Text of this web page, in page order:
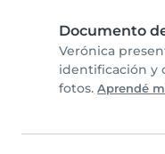
Documento
Verónica
identificación y
fotos. Aprendé